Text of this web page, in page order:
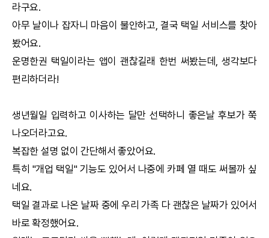
라구요.
아무 날이나 잡자니 마음이 불안하고, 결국 택일 서비스를 찾아
봤어요.
운명한권 택일이라는 앱이 괜찮길래 한번 써봤는데, 생각보다
편리하더라!
생년월일 입력하고 이사하는 달만 선택하니 좋은날 후보가 쭉
나오더라고요.
복잡한 설명 없이 간단해서 좋았어요.
특히 "개업 택일" 기능도 있어서 나중에 카페 열 때도 써볼까 싶
네요.
택일 결과로 나온 날짜 중에 우리 가족 다 괜찮은 날짜가 있어서
바로 확정했어요.